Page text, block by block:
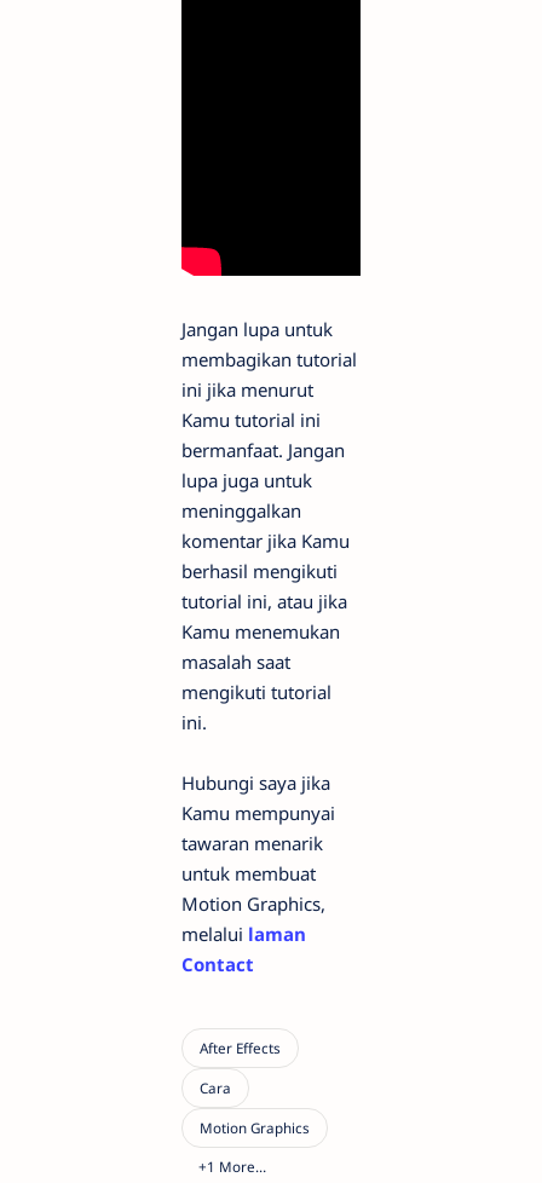
Jangan lupa untuk
membagikan tutorial
ini jika menurut
Kamu tutorial ini
bermanfaat. Jangan
lupa juga untuk
meninggalkan
komentar jika Kamu
berhasil mengikuti
tutorial ini, atau jika
Kamu menemukan
masalah saat
mengikuti tutorial
ini.
Hubungi saya jika
Kamu mempunyai
tawaran menarik
untuk membuat
Motion Graphics,
melalui laman
Contact